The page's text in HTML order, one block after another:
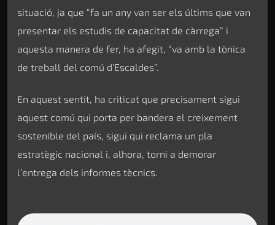
situació, ja que “fa un any van ser els últims que van
presentar els estudis de capacitat de càrrega” i
aquesta manera de fer, ha afegit, “va amb la tònica
de treball del comú d’Escaldes”.
En aquest sentit, ha criticat que precisament sigui
aquest comú qui porta per bandera el creixement
sostenible del país, sigui qui reclama un pla
estratègic nacional i, alhora, torni a demorar
l’entrega dels informes tècnics.